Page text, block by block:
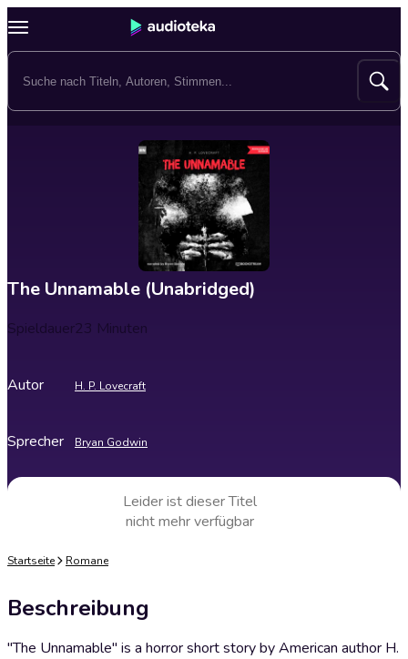
The Unnamable (Unabridged)
Spieldauer23 Minuten
Autor H. P. Lovecraft
Sprecher Bryan Godwin
Leider ist dieser Titel
nicht mehr verfügbar
Startseite Romane
Beschreibung
"The Unnamable" is a horror short story by American author H.